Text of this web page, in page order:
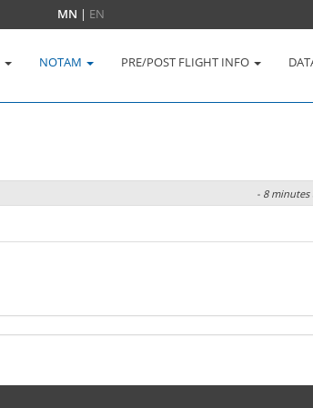
MN | EN
NOTAM PRE/POST FLIGHT INFO
- 8 minutes